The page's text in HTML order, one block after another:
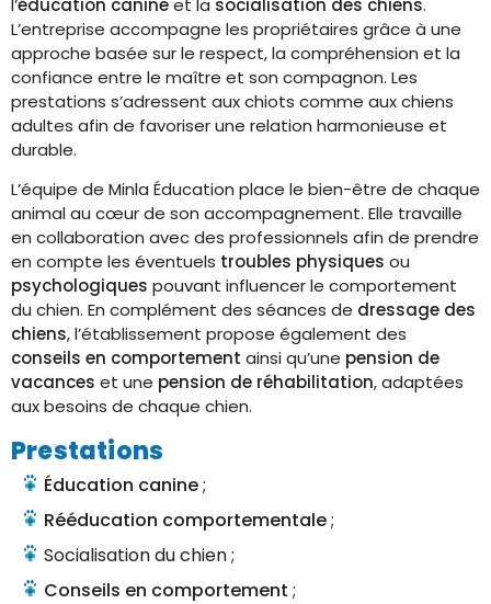
l’éducation canineet la socialisation des chiens.
L’entreprise accompagne les propriétaires grâce à une
approche basée sur le respect, la compréhension et la
confiance entre le maître et son compagnon. Les
prestations s’adressent aux chiots comme aux chiens
adultes afin de favoriser une relation harmonieuse et
durable.
L’équipe de Minla Éducation place le bien-être de chaque
animal au cœur de son accompagnement. Elle travaille
en collaboration avec des professionnels afin de prendre
en compte les éventuels troubles physiques ou
psychologiques pouvant influencer le comportement
du chien. En complément des séances de dressage des
chiens, l’établissement propose également des
conseils en comportement ainsi qu’une pension de
vacances et une pension de réhabilitation, adaptées
aux besoins de chaque chien.
Prestations
Éducation canine;
Rééducation comportementale;
Socialisation du chien ;
Conseils en comportement ;